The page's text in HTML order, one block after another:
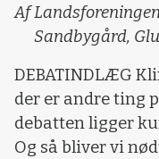
Af
Sandbygård,
DEBATINDLÆG
der er andre ting
debatten ligger
Og så bliver vi